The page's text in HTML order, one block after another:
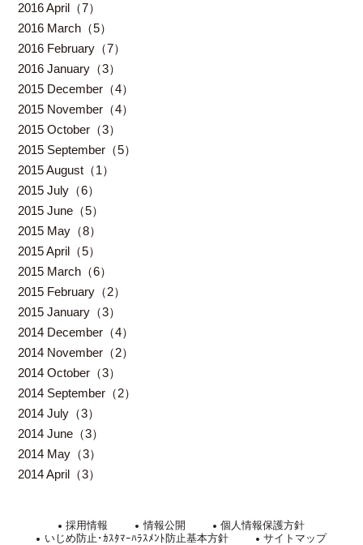
2016 April（7）
2016 March（5）
2016 February（7）
2016 January（3）
2015 December（4）
2015 November（4）
2015 October（3）
2015 September（5）
2015 August（1）
2015 July（6）
2015 June（5）
2015 May（8）
2015 April（5）
2015 March（6）
2015 February（2）
2015 January（3）
2014 December（4）
2014 November（2）
2014 October（3）
2014 September（2）
2014 July（3）
2014 June（3）
2014 May（3）
2014 April（3）
採用情報 情報公開
個人情報保護方針
いじめ防止･ｶｽﾀﾏｰﾊﾗｽﾒﾝﾄ防止基本方針
サイトマップ